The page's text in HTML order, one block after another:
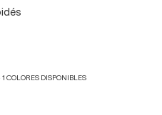
1 COLORES DISPONIBLES